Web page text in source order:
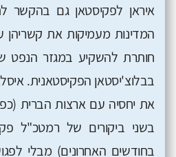
איראן לפקיסטאן גם בהקשר
המדינות מעמיקות את קשריהן
חותרת להשקיע במגזר הנפט
בבלוצ'יסטאן הפקיסטאנית.
את יחסיה עם ארצות הברית
בשני ביקורים של רמטכ"ל
בחודשים האחרונים) מבלי